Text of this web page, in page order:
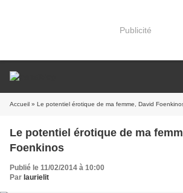
Publicité
Accueil » Le potentiel érotique de ma femme, David
Le potentiel érotique de ma
Foenkinos
Publié le 11/02/2014 à 10:00
Par laurielit